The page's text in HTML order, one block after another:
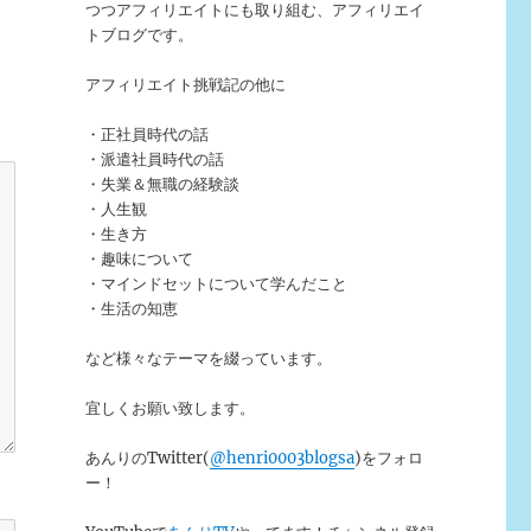
つつアフィリエイトにも取り組む、アフィリエイ
トブログです。
アフィリエイト挑戦記の他に
・正社員時代の話
・派遣社員時代の話
・失業＆無職の経験談
・人生観
・生き方
・趣味について
・マインドセットについて学んだこと
・生活の知恵
など様々なテーマを綴っています。
宜しくお願い致します。
あんりのTwitter(@henri0003blogsa)をフォロ
ー！